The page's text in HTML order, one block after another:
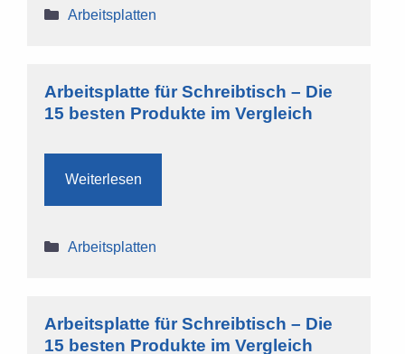
Kategorien
Arbeitsplatten
Arbeitsplatte für Schreibtisch – Die
15 besten Produkte im Vergleich
Weiterlesen
Kategorien
Arbeitsplatten
Arbeitsplatte für Schreibtisch – Die
15 besten Produkte im Vergleich